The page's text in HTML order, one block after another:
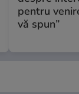
pentru
vă spun”